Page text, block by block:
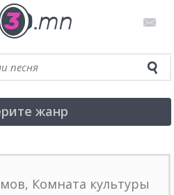
жанр
Комната культуры